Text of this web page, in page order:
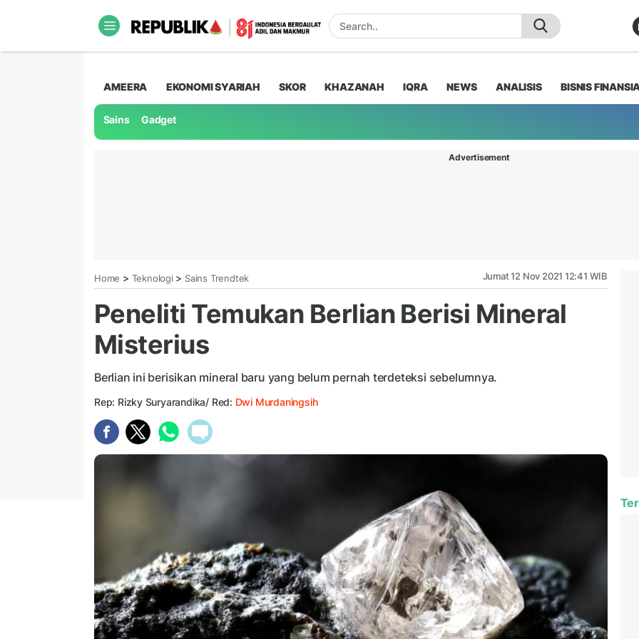
AMEERA EKONOMI SYARIAH SKOR KHAZANAH IQRA NEWS ANALISIS BISNIS
Sains Gadget
Advertisement
Home > Teknologi > Sains Trendtek Jumat 12 Nov 2021 12:41 WIB
Peneliti Temukan Berlian Berisi Mineral
Misterius
Berlian ini berisikan mineral baru yang belum pernah terdeteksi sebelumnya.
Rep: Rizky Suryarandika/ Red: Dwi Murdaningsih